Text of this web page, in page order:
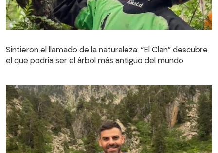
el que podría ser el árbol más antiguo del mundo
Sintieron el llamado de la naturaleza: “El Clan” descubre
el que podría ser el árbol más antiguo del mundo